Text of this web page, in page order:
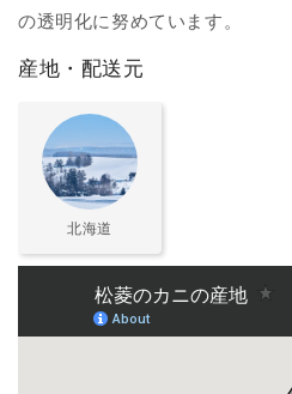
の透明化に努めています。
産地・配送元
北海道